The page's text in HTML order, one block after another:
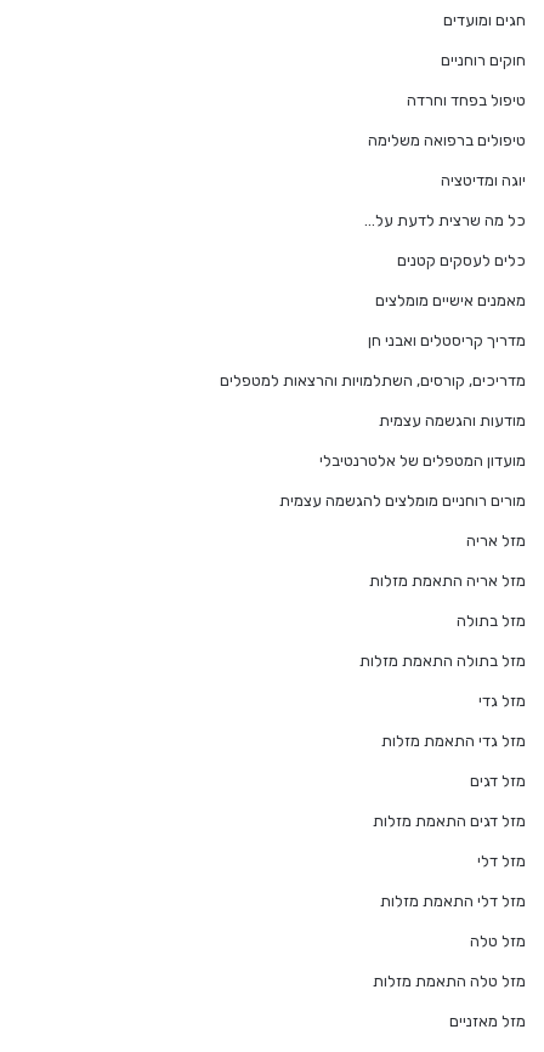
חגים ומועדים
חוקים רוחניים
טיפול בפחד וחרדה
טיפולים ברפואה משלימה
יוגה ומדיטציה
כל מה שרצית לדעת על…
כלים לעסקים קטנים
מאמנים אישיים מומלצים
מדריך קריסטלים ואבני חן
מדריכים, קורסים, השתלמויות והרצאות למטפלים
מודעות והגשמה עצמית
מועדון המטפלים של אלטרנטיבלי
מורים רוחניים מומלצים להגשמה עצמית
מזל אריה
מזל אריה התאמת מזלות
מזל בתולה
מזל בתולה התאמת מזלות
מזל גדי
מזל גדי התאמת מזלות
מזל דגים
מזל דגים התאמת מזלות
מזל דלי
מזל דלי התאמת מזלות
מזל טלה
מזל טלה התאמת מזלות
מזל מאזניים